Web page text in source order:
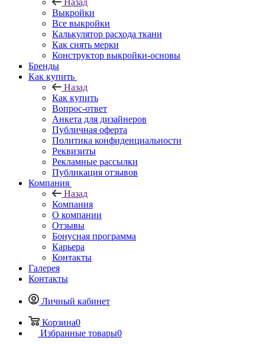
Назад
Выкройки
Все выкройки
Калькулятор расхода ткани
Как снять мерки
Конструктор выкройки-основы
Бренды
Как купить
Назад
Как купить
Вопрос-ответ
Анкета для дизайнеров
Публичная оферта
Политика конфиденциальности
Реквизиты
Рекламные рассылки
Публикация отзывов
Компания
Назад
Компания
О компании
Отзывы
Бонусная программа
Карьера
Контакты
Галерея
Контакты
Личный кабинет
Корзина0
Избранные товары0